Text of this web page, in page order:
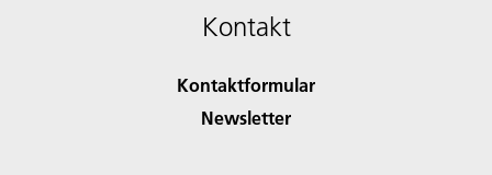
Kontakt
Kontaktformular
Newsletter